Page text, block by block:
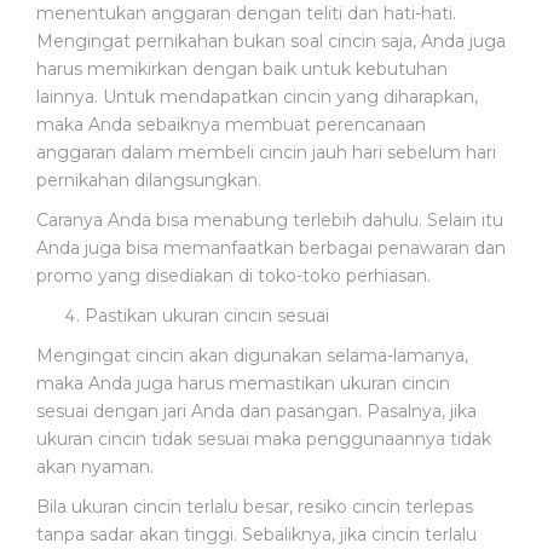
menentukan anggaran dengan teliti dan hati-hati.
Mengingat pernikahan bukan soal cincin saja, Anda juga
harus memikirkan dengan baik untuk kebutuhan
lainnya. Untuk mendapatkan cincin yang diharapkan,
maka Anda sebaiknya membuat perencanaan
anggaran dalam membeli cincin jauh hari sebelum hari
pernikahan dilangsungkan.
Caranya Anda bisa menabung terlebih dahulu. Selain itu
Anda juga bisa memanfaatkan berbagai penawaran dan
promo yang disediakan di toko-toko perhiasan.
Pastikan ukuran cincin sesuai
Mengingat cincin akan digunakan selama-lamanya,
maka Anda juga harus memastikan ukuran cincin
sesuai dengan jari Anda dan pasangan. Pasalnya, jika
ukuran cincin tidak sesuai maka penggunaannya tidak
akan nyaman.
Bila ukuran cincin terlalu besar, resiko cincin terlepas
tanpa sadar akan tinggi. Sebaliknya, jika cincin terlalu